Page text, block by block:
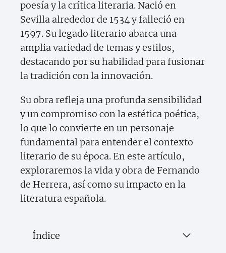
poesía y la crítica literaria. Nació en
Sevilla alrededor de 1534 y falleció en
1597. Su legado literario abarca una
amplia variedad de temas y estilos,
destacando por su habilidad para fusionar
la tradición con la innovación.
Su obra refleja una profunda sensibilidad
y un compromiso con la estética poética,
lo que lo convierte en un personaje
fundamental para entender el contexto
literario de su época. En este artículo,
exploraremos la vida y obra de Fernando
de Herrera, así como su impacto en la
literatura española.
Índice